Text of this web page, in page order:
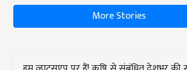
More Stories